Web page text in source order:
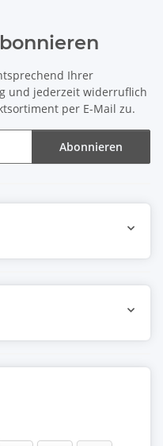
Ihrer
und jederzeit widerruflich
per E-Mail zu.
Abonnieren